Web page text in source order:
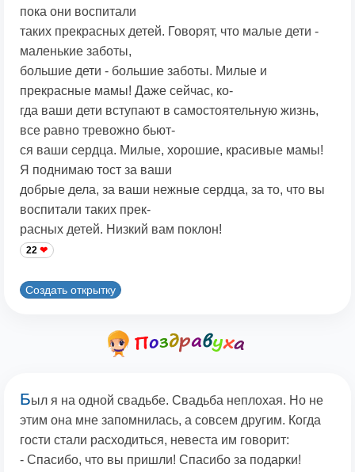
пока они воспитали
таких прекрасных детей. Говорят, что малые дети -
маленькие заботы,
большие дети - большие заботы. Милые и
прекрасные мамы! Даже сейчас, ко-
гда ваши дети вступают в самостоятельную жизнь,
все равно тревожно бьют-
ся ваши сердца. Милые, хорошие, красивые мамы!
Я поднимаю тост за ваши
добрые дела, за ваши нежные сердца, за то, что вы
воспитали таких прек-
расных детей. Низкий вам поклон!
22
Создать открытку
Был я на одной свадьбе. Свадьба неплохая. Но не
этим она мне запомнилась, а совсем другим. Когда
гости стали расходиться, невеста им говорит:
- Спасибо, что вы пришли! Спасибо за подарки!